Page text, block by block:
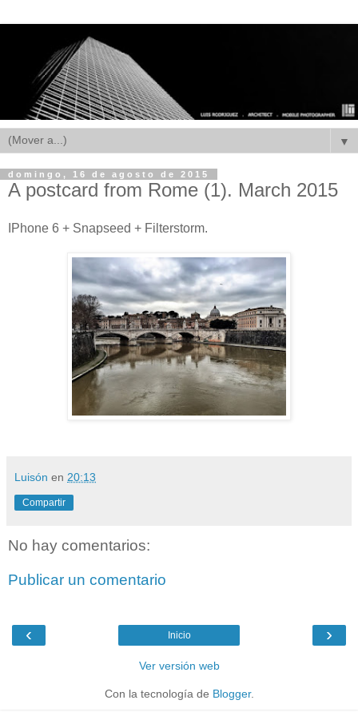
▼
domingo, 16 de agosto de 2015
A postcard from Rome (1). March 2015
IPhone 6 + Snapseed + Filterstorm.
Luisón en 20:13
Compartir
No hay comentarios:
Publicar un comentario
‹ ›
Inicio
Ver versión web
Con la tecnología de Blogger.